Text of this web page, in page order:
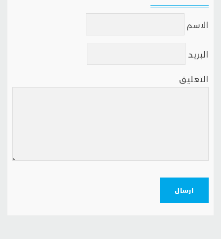
الاسم
البريد
التعليق
ارسال